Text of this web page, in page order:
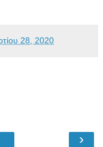
28, 2020
›